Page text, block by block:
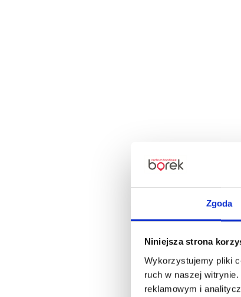
Zgoda
Niniejsza strona
Wykorzystujemy pliki
ruch w naszej
reklamowym i